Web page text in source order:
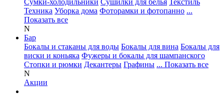
Сумки-холодильники Сушилки для белья Текстиль
Техника Уборка дома Фоторамки и фотопанно ...
Показать все
N
Бар
Бокалы и стаканы для воды Бокалы для вина Бокалы для
виски и коньяка Фужеры и бокалы для шампанского
Стопки и рюмки Декантеры Графины ... Показать все
N
Акции